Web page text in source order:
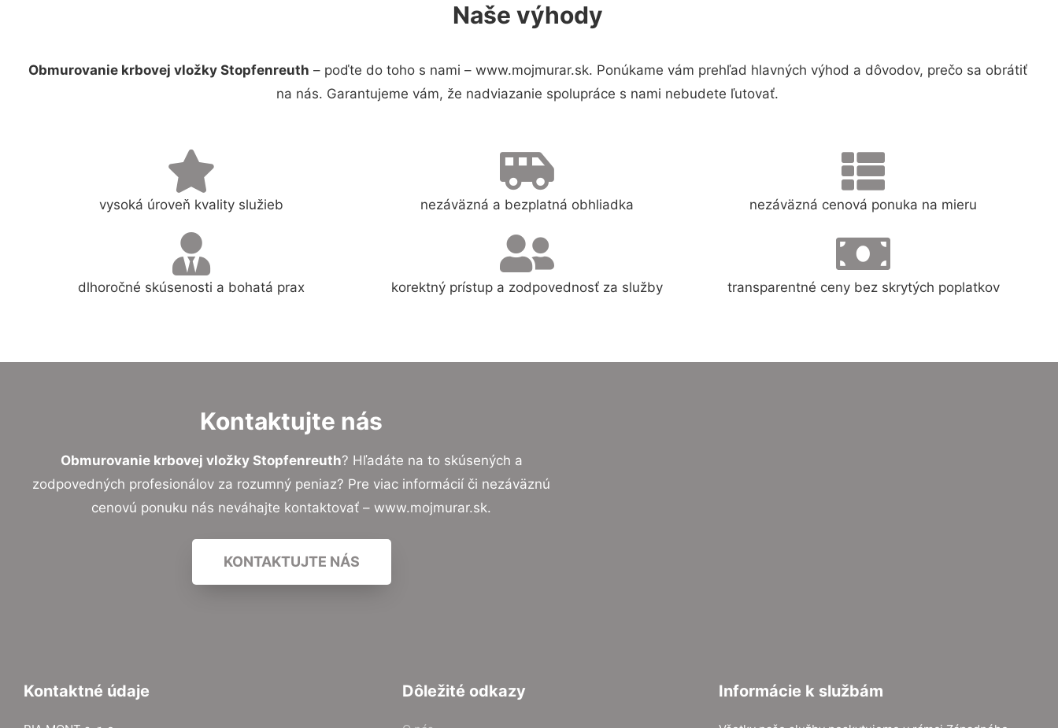
Naše výhody
Obmurovanie krbovej vložky Stopfenreuth – poďte do toho s nami – www.mojmurar.sk. Ponúkame vám prehľad hlavných výhod a dôvodov, prečo sa obrátiť
na nás. Garantujeme vám, že nadviazanie spolupráce s nami nebudete ľutovať.
vysoká úroveň kvality služieb nezáväzná a bezplatná obhliadka nezáväzná cenová ponuka na mieru
dlhoročné skúsenosti a bohatá prax korektný prístup a zodpovednosť za služby transparentné ceny bez skrytých poplatkov
Kontaktujte nás
Obmurovanie krbovej vložky Stopfenreuth? Hľadáte na to skúsených a
zodpovedných profesionálov za rozumný peniaz? Pre viac informácií či nezáväznú
cenovú ponuku nás neváhajte kontaktovať – www.mojmurar.sk.
KONTAKTUJTE NÁS
Kontaktné údaje Dôležité odkazy Informácie k službám